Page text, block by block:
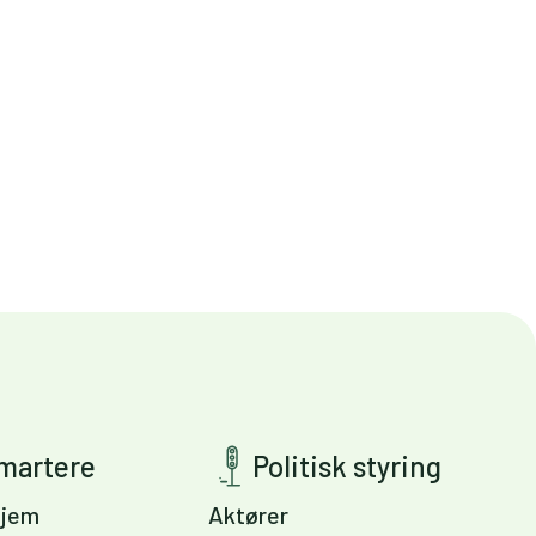
Politisk styring
Aktører